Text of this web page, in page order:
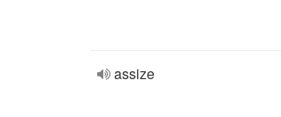
assize